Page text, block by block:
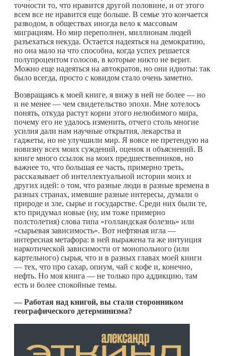
точности то, что нравится другой половине, и от этого
всем все не нравится еще больше. В семье это кончается
разводом, в обществах иногда вело к массовым
миграциям. Но мир переполнен, миллионам людей
разъехаться некуда. Остается надеяться на демократию,
но она мало на что способна, когда успех решается
полупроцентом голосов, в которые никто не верит.
Можно еще надеяться на автократов, но они идиоты: так
было всегда, просто с ковидом стало очень заметно.
Возвращаясь к моей книге, я вижу в ней не более — но
и не менее — чем свидетельство эпохи. Мне хотелось
понять, откуда растут корни этого нелюбимого мира,
почему его не удалось изменить, отчего столь многие
усилия дали нам научные открытия, лекарства и
гаджеты, но не улучшили мир. Я вовсе не претендую на
новизну всех моих суждений, оценок и объяснений. В
книге много ссылок на моих предшественников, но
важнее то, что большая ее часть, примерно треть,
рассказывает об интеллектуальной истории моих и
других идей: о том, что разные люди в разные времена в
разных странах, имевшие разные интересы, думали о
природе и зле, сырье и государстве. Среди них были те,
кто придумал новые (ну, им тоже примерно
полстолетия) слова типа «голландская болезнь» или
«сырьевая зависимость». Вот нефтяная игла —
интересная метафора: в ней выражена та же интуиция
наркотической зависимости от монопольного (или
картельного) сырья, что и в разных главах моей книги
— тех, что про сахар, опиум, чай с кофе и, конечно,
нефть. Но моя книга — не только про аддикцию, там
есть и более спокойные темы.
— Работая над книгой, вы стали сторонником
географического детерминизма?